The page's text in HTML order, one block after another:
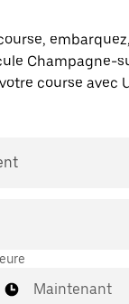
Champagne-
course avec
Maintenant